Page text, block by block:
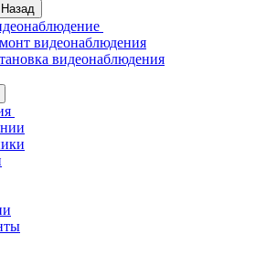
Назад
видеонаблюдения
видеонаблюдения